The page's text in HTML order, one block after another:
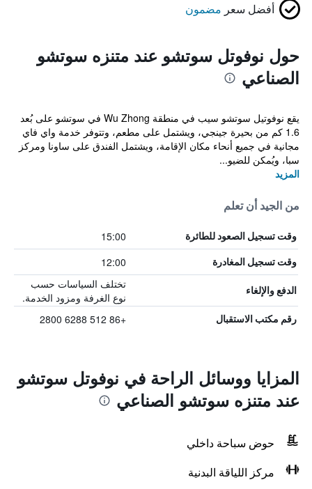
أفضل سعر مضمون
حول نوفوتل سوتشو عند متنزه سوتشو
الصناعي
يقع نوفوتيل سوتشو سيب في منطقة Wu Zhong في سوتشو على بُعد
1.6 كم من بحيرة جينجي، ويشتمل على مطعم، وتتوفر خدمة واي فاي
مجانية في جميع أنحاء مكان الإقامة، ويشتمل الفندق على ساونا ومركز
سبا، ويُمكن للضيو...
المزيد
من الجيد أن تعلم
وقت تسجيل الصعود للطائرة 15:00
وقت تسجيل المغادرة 12:00
الدفع والإلغاء
تختلف السياسات حسب
نوع الغرفة ومزود الخدمة.
رقم مكتب الاستقبال +86 512 6288 2800
المزايا ووسائل الراحة في نوفوتل سوتشو
عند متنزه سوتشو الصناعي
حوض سباحة داخلي
مركز اللياقة البدنية